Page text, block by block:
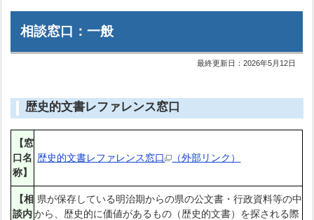
相談窓口：一般
最終更新日：2026年5月12日
歴史的文書レファレンス窓口
【窓
口名
称】
歴史的文書レファレンス窓口 （外部リンク）
【相
談内
県が保存している明治期からの県の公文書・行政資料等の中
から、歴史的に価値があるもの（歴史的文書）を探される際